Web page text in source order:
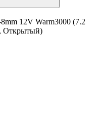
12V Warm3000 (7.2
Открытый)